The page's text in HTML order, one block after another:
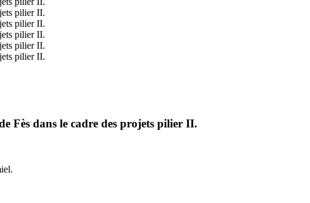
Fès dans le cadre des projets pilier II.